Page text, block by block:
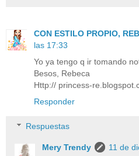
CON ESTILO PROPIO,
las 17:33
Yo ya tengo q ir tomando
Besos, Rebeca
Http:// princess-
Responder
Respuestas
Mery Trendy
11 de